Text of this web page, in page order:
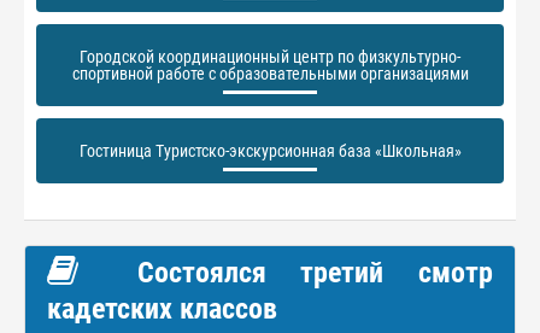
Городской координационный центр по физкультурно-
спортивной работе с образовательными организациями
Гостиница Туристско-экскурсионная база «Школьная»
Состоялся третий смотр
кадетских классов